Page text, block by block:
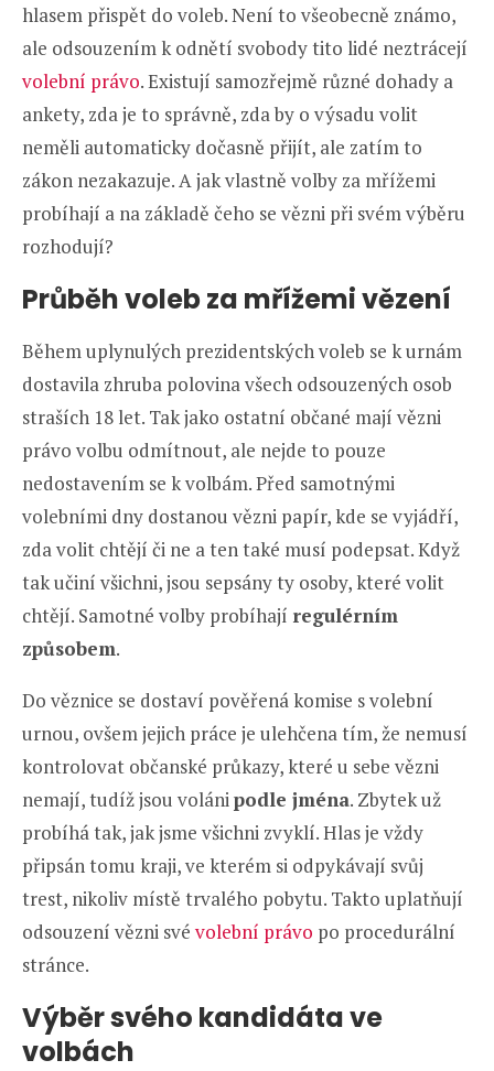
hlasem přispět do voleb. Není to všeobecně známo,
ale odsouzením k odnětí svobody tito lidé neztrácejí
volební právo. Existují samozřejmě různé dohady a
ankety, zda je to správně, zda by o výsadu volit
neměli automaticky dočasně přijít, ale zatím to
zákon nezakazuje. A jak vlastně volby za mřížemi
probíhají a na základě čeho se vězni při svém výběru
rozhodují?
Průběh voleb za mřížemi vězení
Během uplynulých prezidentských voleb se k urnám
dostavila zhruba polovina všech odsouzených osob
straších 18 let. Tak jako ostatní občané mají vězni
právo volbu odmítnout, ale nejde to pouze
nedostavením se k volbám. Před samotnými
volebními dny dostanou vězni papír, kde se vyjádří,
zda volit chtějí či ne a ten také musí podepsat. Když
tak učiní všichni, jsou sepsány ty osoby, které volit
chtějí. Samotné volby probíhají regulérním
způsobem.
Do věznice se dostaví pověřená komise s volební
urnou, ovšem jejich práce je ulehčena tím, že nemusí
kontrolovat občanské průkazy, které u sebe vězni
nemají, tudíž jsou volánipodle jména. Zbytek už
probíhá tak, jak jsme všichni zvyklí. Hlas je vždy
připsán tomu kraji, ve kterém si odpykávají svůj
trest, nikoliv místě trvalého pobytu. Takto uplatňují
odsouzení vězni své volební právo po procedurální
stránce.
Výběr svého kandidáta ve
volbách